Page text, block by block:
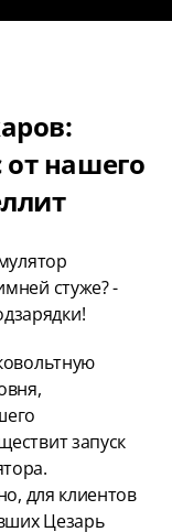
нашего
стуже? -
запуск
для клиентов
Цезарь